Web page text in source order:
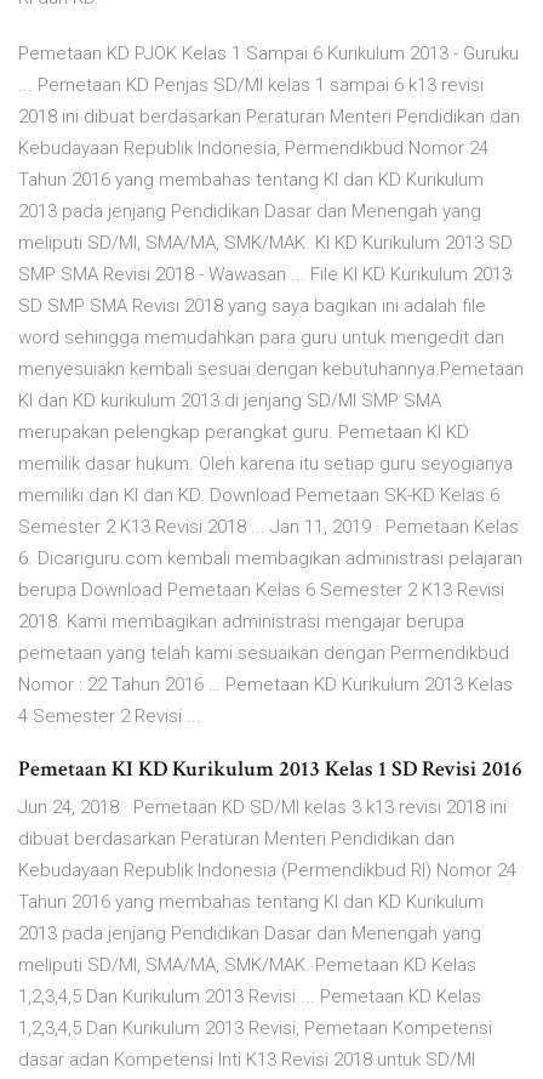
Pemetaan KD PJOK Kelas 1 Sampai 6 Kurikulum 2013 - Guruku
... Pemetaan KD Penjas SD/MI kelas 1 sampai 6 k13 revisi
2018 ini dibuat berdasarkan Peraturan Menteri Pendidikan dan
Kebudayaan Republik Indonesia, Permendikbud Nomor 24
Tahun 2016 yang membahas tentang KI dan KD Kurikulum
2013 pada jenjang Pendidikan Dasar dan Menengah yang
meliputi SD/MI, SMA/MA, SMK/MAK. KI KD Kurikulum 2013 SD
SMP SMA Revisi 2018 - Wawasan ... File KI KD Kurikulum 2013
SD SMP SMA Revisi 2018 yang saya bagikan ini adalah file
word sehingga memudahkan para guru untuk mengedit dan
menyesuiakn kembali sesuai dengan kebutuhannya.Pemetaan
KI dan KD kurikulum 2013 di jenjang SD/MI SMP SMA
merupakan pelengkap perangkat guru. Pemetaan KI KD
memilik dasar hukum. Oleh karena itu setiap guru seyogianya
memiliki dan KI dan KD. Download Pemetaan SK-KD Kelas 6
Semester 2 K13 Revisi 2018 ... Jan 11, 2019 · Pemetaan Kelas
6. Dicariguru.com kembali membagikan administrasi pelajaran
berupa Download Pemetaan Kelas 6 Semester 2 K13 Revisi
2018. Kami membagikan administrasi mengajar berupa
pemetaan yang telah kami sesuaikan dengan Permendikbud
Nomor : 22 Tahun 2016 … Pemetaan KD Kurikulum 2013 Kelas
4 Semester 2 Revisi ...
Pemetaan KI KD Kurikulum 2013 Kelas 1 SD Revisi 2016
Jun 24, 2018 · Pemetaan KD SD/MI kelas 3 k13 revisi 2018 ini
dibuat berdasarkan Peraturan Menteri Pendidikan dan
Kebudayaan Republik Indonesia (Permendikbud RI) Nomor 24
Tahun 2016 yang membahas tentang KI dan KD Kurikulum
2013 pada jenjang Pendidikan Dasar dan Menengah yang
meliputi SD/MI, SMA/MA, SMK/MAK. Pemetaan KD Kelas
1,2,3,4,5 Dan Kurikulum 2013 Revisi ... Pemetaan KD Kelas
1,2,3,4,5 Dan Kurikulum 2013 Revisi, Pemetaan Kompetensi
dasar adan Kompetensi Inti K13 Revisi 2018 untuk SD/MI